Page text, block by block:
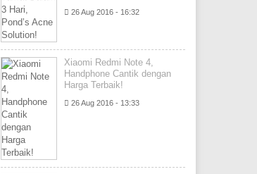
26 Aug 2016 - 16:32
Xiaomi Redmi Note 4,
Handphone Cantik dengan
Harga Terbaik!
26 Aug 2016 - 13:33